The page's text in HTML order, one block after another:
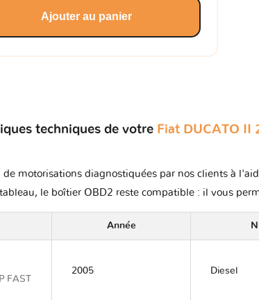
Ajouter au panier
techniques de votre Fiat DUCATO
de motorisations diagnostiquées par nos clients à
le boîtier OBD2 reste compatible : il vous
Année
FAST
2005 Diesel